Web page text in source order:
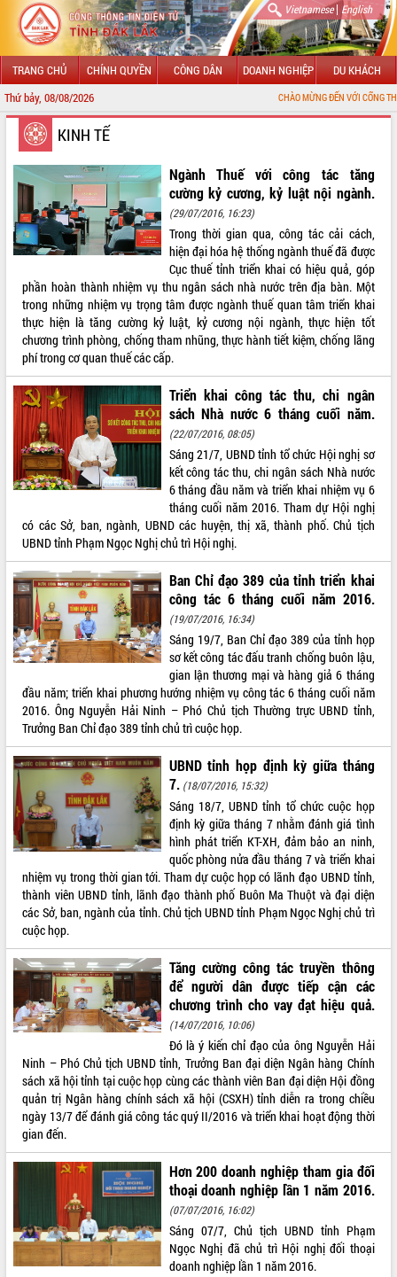
Vietnamese| English
TRANG CHỦ CHÍNH QUYỀN CÔNG DÂN DOANH NGHIỆP DU KHÁCH
Thứ bảy, 08/08/2026 CHÀO MỪNG ĐẾN VỚI CỔNG THÔNG TIN ĐIỆN
GIỚI THIỆU
LÃNH ĐẠO UBND TỈNH
TIN TỨC SỰ KIỆN
SỞ, BAN, NGÀNH
THÔNG TIN CHỈ ĐẠO ĐIỀU HÀNH
HỆ THỐNG VĂN BẢN
VĂN BẢN HĐND TỈNH
ĐIỂM TIN VĂN BẢN
QUY HOẠCH - KẾ HOẠCH
VIDEO
Loading the player...
Khám bệnh, cấp phát thuốc miễn phí
và tặng quà người dân xã Cư Pui
Hội nghị UBND tỉnh Đắk Lắk thường kỳ
tháng 7/2026
Lễ truy tặng danh hiệu “Bà Mẹ Việt
Nam Anh hùng” và trao Huân chương
Lao động
UBND tỉnh Đắk Lắk triển khai nhiệm
vụ 6 tháng cuối năm 2026
Kỳ họp thứ Hai, Hội đồng nhân dân
tỉnh khóa XI quyết nghị nhiều nội dung
quan trọng
Bí thư Tỉnh ủy Lương Nguyễn Minh
Triết thăm, tặng quà người có công với
cách mạng
Rà soát, hoàn thiện hệ thống thiết chế
văn hóa, thể thao đáp ứng yêu cầu
phát triển mới
Thường trực HĐND tỉnh Đắk Lắk gặp
mặt Đoàn chuyên gia y tế TP. Hồ Chí
Minh
ALBUM ẢNH
LIÊN KẾT WEB
KINH TẾ
Ngành Thuế với công tác tăng
cường kỷ cương, kỷ luật nội ngành.
(29/07/2016, 16:23)
Trong thời gian qua, công tác cải cách,
hiện đại hóa hệ thống ngành thuế đã được
Cục thuế tỉnh triển khai có hiệu quả, góp
phần hoàn thành nhiệm vụ thu ngân sách nhà nước trên địa bàn. Một
trong những nhiệm vụ trọng tâm được ngành thuế quan tâm triển khai
thực hiện là tăng cường kỷ luật, kỷ cương nội ngành, thực hiện tốt
chương trình phòng, chống tham nhũng, thực hành tiết kiệm, chống lãng
phí trong cơ quan thuế các cấp.
Triển khai công tác thu, chi ngân
sách Nhà nước 6 tháng cuối năm.
(22/07/2016, 08:05)
Sáng 21/7, UBND tỉnh tổ chức Hội nghị sơ
kết công tác thu, chi ngân sách Nhà nước
6 tháng đầu năm và triển khai nhiệm vụ 6
tháng cuối năm 2016. Tham dự Hội nghị
có các Sở, ban, ngành, UBND các huyện, thị xã, thành phố. Chủ tịch
UBND tỉnh Phạm Ngọc Nghị chủ trì Hội nghị.
Ban Chỉ đạo 389 của tỉnh triển khai
công tác 6 tháng cuối năm 2016.
(19/07/2016, 16:34)
Sáng 19/7, Ban Chỉ đạo 389 của tỉnh họp
sơ kết công tác đấu tranh chống buôn lậu,
gian lận thương mại và hàng giả 6 tháng
đầu năm; triển khai phương hướng nhiệm vụ công tác 6 tháng cuối năm
2016. Ông Nguyễn Hải Ninh – Phó Chủ tịch Thường trực UBND tỉnh,
Trưởng Ban Chỉ đạo 389 tỉnh chủ trì cuộc họp.
UBND tỉnh họp định kỳ giữa tháng
7. (18/07/2016, 15:32)
Sáng 18/7, UBND tỉnh tổ chức cuộc họp
định kỳ giữa tháng 7 nhằm đánh giá tình
hình phát triển KT-XH, đảm bảo an ninh,
quốc phòng nửa đầu tháng 7 và triển khai
nhiệm vụ trong thời gian tới. Tham dự cuộc họp có lãnh đạo UBND tỉnh,
thành viên UBND tỉnh, lãnh đạo thành phố Buôn Ma Thuột và đại diện
các Sở, ban, ngành của tỉnh. Chủ tịch UBND tỉnh Phạm Ngọc Nghị chủ trì
cuộc họp.
Tăng cường công tác truyền thông
để người dân được tiếp cận các
chương trình cho vay đạt hiệu quả.
(14/07/2016, 10:06)
Đó là ý kiến chỉ đạo của ông Nguyễn Hải
Ninh – Phó Chủ tịch UBND tỉnh, Trưởng Ban đại diện Ngân hàng Chính
sách xã hội tỉnh tại cuộc họp cùng các thành viên Ban đại diện Hội đồng
quản trị Ngân hàng chính sách xã hội (CSXH) tỉnh diễn ra trong chiều
ngày 13/7 để đánh giá công tác quý II/2016 và triển khai hoạt động thời
gian đến.
Hơn 200 doanh nghiệp tham gia đối
thoại doanh nghiệp lần 1 năm 2016.
(07/07/2016, 16:02)
Sáng 07/7, Chủ tịch UBND tỉnh Phạm
Ngọc Nghị đã chủ trì Hội nghị đối thoại
doanh nghiệp lần 1 năm 2016.